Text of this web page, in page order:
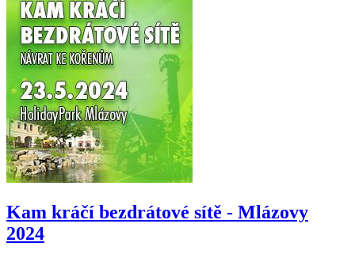
Kam kráčí bezdrátové sítě - Mlázovy
2024